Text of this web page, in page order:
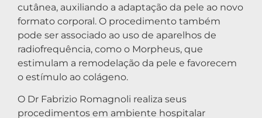
cutânea, auxiliando a adaptação da pele ao novo
formato corporal. O procedimento também
pode ser associado ao uso de aparelhos de
radiofrequência, como o Morpheus, que
estimulam a remodelação da pele e favorecem
o estímulo ao colágeno.
O Dr Fabrizio Romagnoli realiza seus
procedimentos em ambiente hospitalar